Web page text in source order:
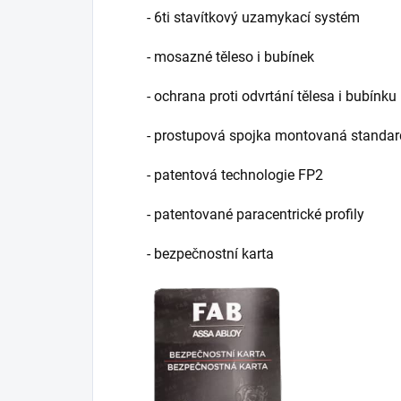
- 6ti stavítkový uzamykací systém
- mosazné těleso i bubínek
- ochrana proti odvrtání tělesa i bubínku
- prostupová spojka montovaná
- patentová technologie FP2
- patentované paracentrické profily
- bezpečnostní karta